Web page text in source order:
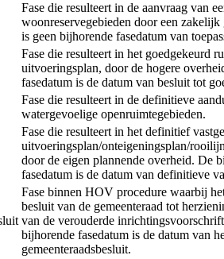
Fase die resulteert in de aanvraag van
woonreservegebieden door een
is geen bijhorende fasedatum van
Fase die resulteert in het goedgekeurd
uitvoeringsplan, door de hogere
fasedatum is de datum van besluit tot
Fase die resulteert in de definitieve
watergevoelige openruimtegebieden.
Fase die resulteert in het definitief
uitvoeringsplan/onteigeningsplan/
door de eigen plannende overheid. De
fasedatum is de datum van definitieve
Fase binnen HOV procedure waarbij
besluit van de gemeenteraad tot
van de verouderde
bijhorende fasedatum is de datum van
gemeenteraadsbesluit.